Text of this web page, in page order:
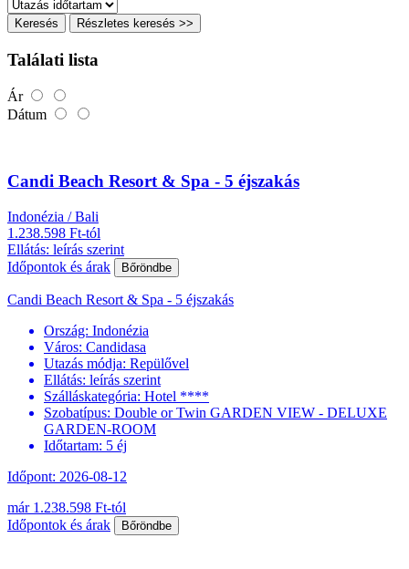
Keresés Részletes keresés >>
Találati lista
Ár
Dátum
Candi Beach Resort & Spa - 5 éjszakás
Indonézia / Bali
1.238.598 Ft-tól
Ellátás: leírás szerint
Időpontok és árak
Bőröndbe
Candi Beach Resort & Spa - 5 éjszakás
Ország: Indonézia
Város: Candidasa
Utazás módja: Repülővel
Ellátás: leírás szerint
Szálláskategória: Hotel ****
Szobatípus: Double or Twin GARDEN VIEW - DELUXE
GARDEN-ROOM
Időtartam: 5 éj
Időpont: 2026-08-12
már 1.238.598 Ft-tól
Időpontok és árak
Bőröndbe